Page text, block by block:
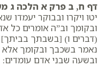
דף ח, ב פרק א הלכה ג
יטו ויקרו ובבוקר יעמדו
ובקומך וב”ה אומרים כל
(דברים ו) [בשבתך
נאמר בשכבך ובקומך
ובשעה שבני אדם עומדים: